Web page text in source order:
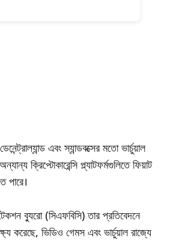
এবং স্যান্ডবক্সের মতো ভার্চুয়াল
ক্রিপ্টোকারেন্সি প্ল্যাটফর্মগুলিতে ফিয়াট
পারে।
ব্যুরো (সিএফবিসি) তার প্রতিবেদনে
করেছে, ভিডিও গেমস এবং ভার্চুয়াল রাজ্যে